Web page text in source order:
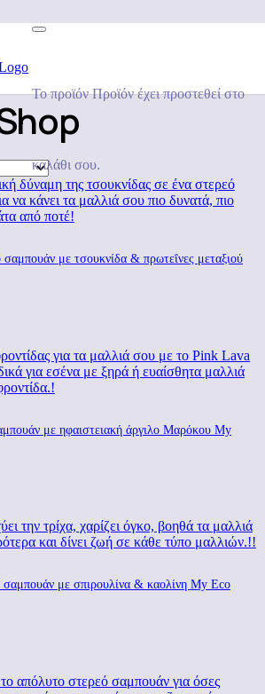
Το προϊόνΠροϊόνέχει προστεθεί στο
καλάθι σου.
με τσουκνίδα & πρωτεΐνες μεταξιού
με ηφαιστειακή άργιλο Μαρόκου My
με σπιρουλίνα & καολίνη My Eco